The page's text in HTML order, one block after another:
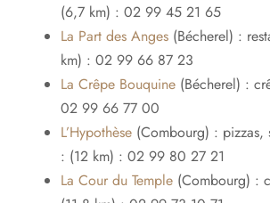
(6,7 km) : 02 99 45 21 65
La Part des Anges (Bécherel) :
km) : 02 99 66 87 23
La Crêpe Bouquine (Bécherel) :
02 99 66 77 00
L’Hypothèse (Combourg) : pizzas,
: (12 km) : 02 99 80 27 21
La Cour du Temple (Combourg) :